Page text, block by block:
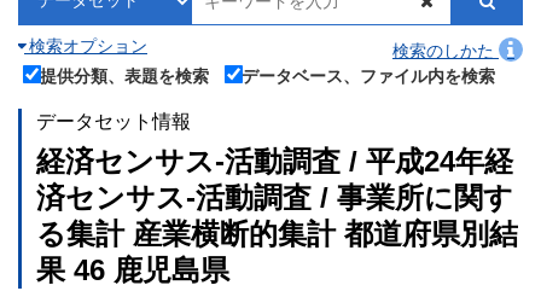
検索オプション
検索のしかた
提供分類、表題を検索
データベース、ファイル内を検索
データセット情報
経済センサス‐活動調査 / 平成24年経
済センサス‐活動調査 / 事業所に関す
る集計 産業横断的集計 都道府県別結
果 46 鹿児島県